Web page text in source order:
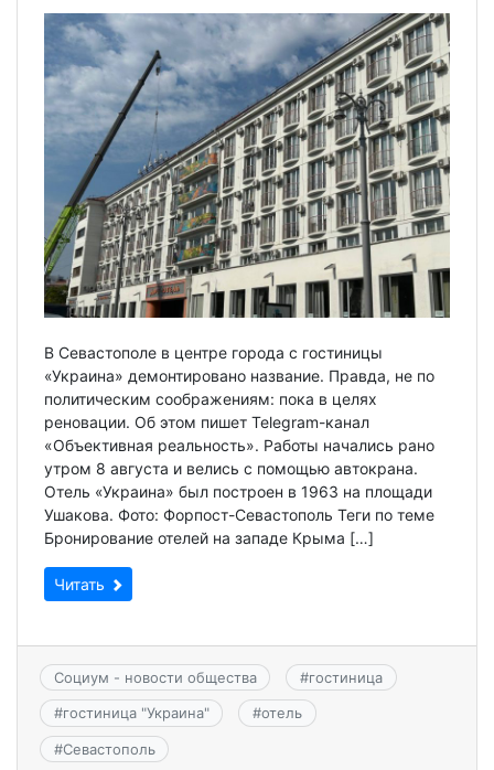
В Севастополе в центре города с гостиницы
«Украина» демонтировано название. Правда, не по
политическим соображениям: пока в целях
реновации. Об этом пишет Telegram-канал
«Объективная реальность». Работы начались рано
утром 8 августа и велись с помощью автокрана.
Отель «Украина» был построен в 1963 на площади
Ушакова. Фото: Форпост-Севастополь Теги по теме
Бронирование отелей на западе Крыма […]
Читать
Социум - новости общества #гостиница
#гостиница "Украина" #отель
#Севастополь